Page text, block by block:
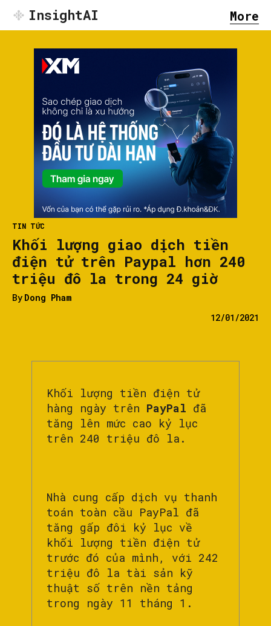
InsightAI More
TIN TỨC
Khối lượng giao dịch tiền
điện tử trên Paypal hơn 240
triệu đô la trong 24 giờ
By Dong Pham
12/01/2021
Khối lượng tiền điện tử
hàng ngày trên PayPal đã
tăng lên mức cao kỷ lục
trên 240 triệu đô la.
Nhà cung cấp dịch vụ thanh
toán toàn cầu PayPal đã
tăng gấp đôi kỷ lục về
khối lượng tiền điện tử
trước đó của mình, với 242
triệu đô la tài sản kỹ
thuật số trên nền tảng
trong ngày 11 tháng 1.